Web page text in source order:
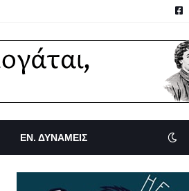
ΕΝ. ΔΥΝΑΜΕΙΣ